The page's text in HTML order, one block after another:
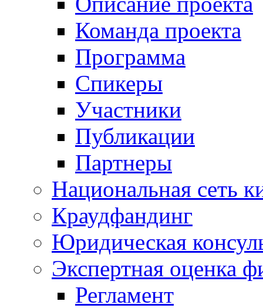
Команда проекта
Программа
Спикеры
Участники
Публикации
Партнеры
Национальная сеть
Краудфандинг
Юридическая
Экспертная оценка
Регламент